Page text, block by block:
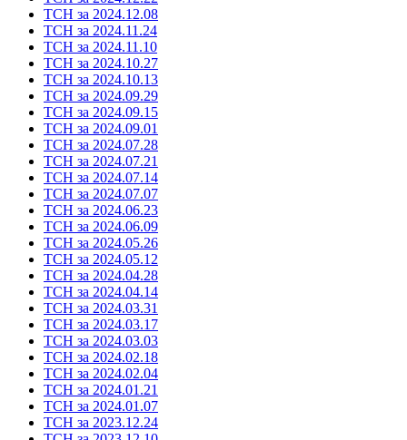
ТСН за 2024.12.08
ТСН за 2024.11.24
ТСН за 2024.11.10
ТСН за 2024.10.27
ТСН за 2024.10.13
ТСН за 2024.09.29
ТСН за 2024.09.15
ТСН за 2024.09.01
ТСН за 2024.07.28
ТСН за 2024.07.21
ТСН за 2024.07.14
ТСН за 2024.07.07
ТСН за 2024.06.23
ТСН за 2024.06.09
ТСН за 2024.05.26
ТСН за 2024.05.12
ТСН за 2024.04.28
ТСН за 2024.04.14
ТСН за 2024.03.31
ТСН за 2024.03.17
ТСН за 2024.03.03
ТСН за 2024.02.18
ТСН за 2024.02.04
ТСН за 2024.01.21
ТСН за 2024.01.07
ТСН за 2023.12.24